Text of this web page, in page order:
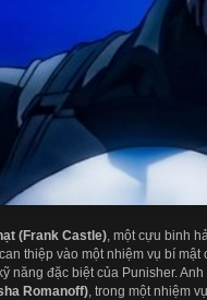
(Frank Castle) , một cựu binh
thiệp vào một nhiệm vụ bí
năng đặc biệt của Punisher.
Romanoff) , trong một nhiệm